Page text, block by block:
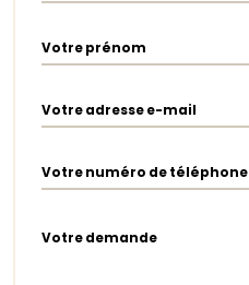
Votre prénom
Votre adresse e-mail
Votre numéro de téléphone
Votre demande